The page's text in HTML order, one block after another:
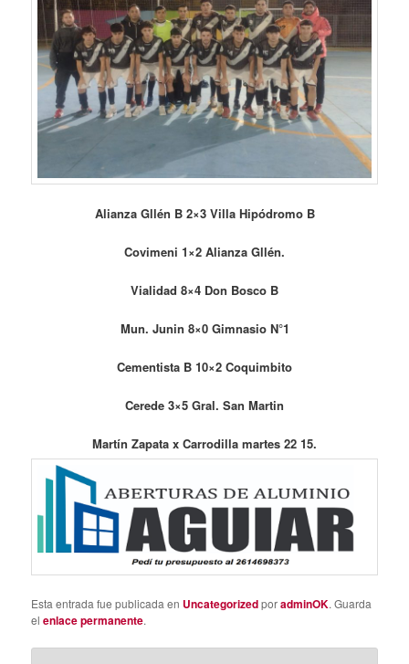
Alianza Gllén B 2×3 Villa Hipódromo B
Covimeni 1×2 Alianza Gllén.
Vialidad 8×4 Don Bosco B
Mun. Junin 8×0 Gimnasio N°1
Cementista B 10×2 Coquimbito
Cerede 3×5 Gral. San Martin
Martín Zapata x Carrodilla martes 22 15.
Esta entrada fue publicada en UncategorizedporadminOK. Guarda
elenlace permanente.